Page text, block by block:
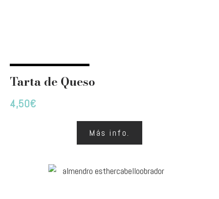
Tarta de Queso
4,50€
Más info.